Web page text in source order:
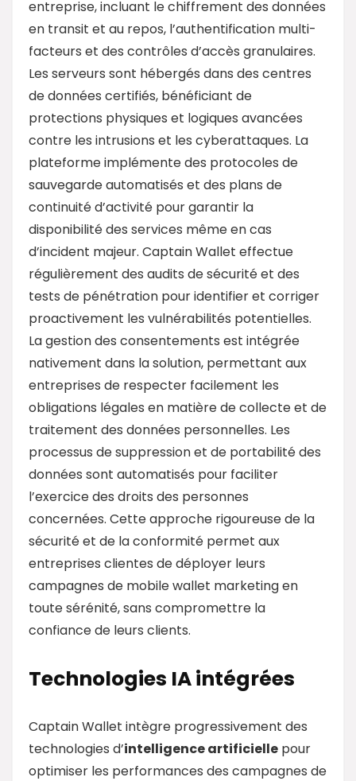
entreprise, incluant le chiffrement des données
en transit et au repos, l’authentification multi-
facteurs et des contrôles d’accès granulaires.
Les serveurs sont hébergés dans des centres
de données certifiés, bénéficiant de
protections physiques et logiques avancées
contre les intrusions et les cyberattaques. La
plateforme implémente des protocoles de
sauvegarde automatisés et des plans de
continuité d’activité pour garantir la
disponibilité des services même en cas
d’incident majeur. Captain Wallet effectue
régulièrement des audits de sécurité et des
tests de pénétration pour identifier et corriger
proactivement les vulnérabilités potentielles.
La gestion des consentements est intégrée
nativement dans la solution, permettant aux
entreprises de respecter facilement les
obligations légales en matière de collecte et de
traitement des données personnelles. Les
processus de suppression et de portabilité des
données sont automatisés pour faciliter
l’exercice des droits des personnes
concernées. Cette approche rigoureuse de la
sécurité et de la conformité permet aux
entreprises clientes de déployer leurs
campagnes de mobile wallet marketing en
toute sérénité, sans compromettre la
confiance de leurs clients.
Technologies IA intégrées
Captain Wallet intègre progressivement des
technologies d’intelligence artificielle pour
optimiser les performances des campagnes de